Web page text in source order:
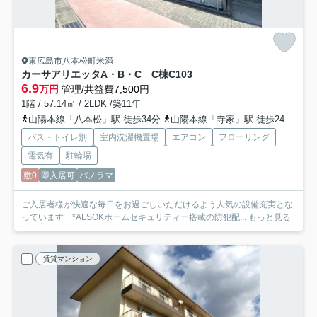
東広島市八本松町米満
カーサアリエッタA・B・C C棟C103
6.9万円 管理/共益費7,500円
1階 / 57.14㎡ / 2LDK /築11年
山陽本線「八本松」駅 徒歩34分
山陽本線「寺家」駅 徒歩24分
バス・トイレ別 室内洗濯機置場 エアコン
フローリング
電気有
駐輪場
敷0 即入居可 パノラマ
ご入居者様が快適な毎日をお過ごしいただけるよう人気の設備充実とな
っています *ALSOKホームセキュリティー搭載の防犯配... もっと見る
賃貸マンション